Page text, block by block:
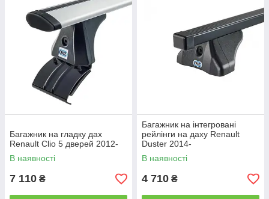
Багажник на гладку дах
Renault Clio 5 дверей 2012-
В наявності
7 110 ₴
Багажник на інтегровані
рейлінги на даху Renault
Duster 2014-
В наявності
4 710 ₴